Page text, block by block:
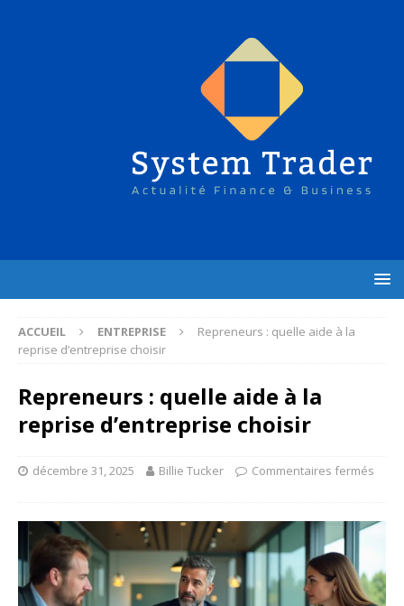
ACCUEIL ENTREPRISE
Repreneurs : quelle aide à la
reprise d’entreprise choisir
Repreneurs : quelle aide à la
reprise d’entreprise choisir
décembre 31, 2025 Billie Tucker Commentaires fermés